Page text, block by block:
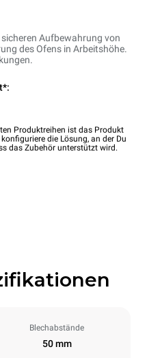
Aufbewahrung von
des Ofens in Arbeitshöhe.
Produktreihen ist das Produkt
die Lösung, an der Du
das Zubehör unterstützt wird.
Blechabstände
50 mm